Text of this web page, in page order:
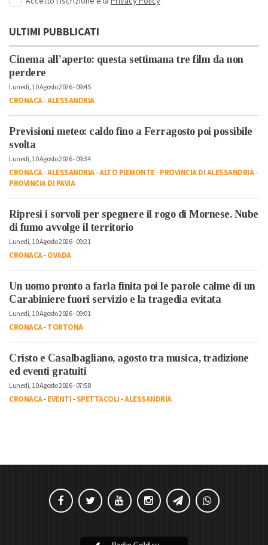
ULTIMI PUBBLICATI
Cinema all’aperto: questa settimana tre film da non
perdere
Lunedì, 10 Agosto 2026 - 09:45
CRONACA-ALESSANDRIA
Previsioni meteo: caldo fino a Ferragosto poi possibile
svolta
Lunedì, 10 Agosto 2026 - 09:34
CRONACA-ALESSANDRIA-ALTO PIEMONTE-PROVINCIA DI ALESSANDRIA-
PROVINCIA DI PAVIA
Ripresi i sorvoli per spegnere il rogo di Mornese. Nube
di fumo avvolge il territorio
Lunedì, 10 Agosto 2026 - 09:21
CRONACA-OVADA
Un uomo pronto a farla finita poi le parole calme di un
Carabiniere fuori servizio e la tragedia evitata
Lunedì, 10 Agosto 2026 - 09:01
CRONACA-TORTONA
Cristo e Casalbagliano, agosto tra musica, tradizione
ed eventi gratuiti
Lunedì, 10 Agosto 2026 - 07:58
CRONACA-EVENTI-SPETTACOLI-ALESSANDRIA